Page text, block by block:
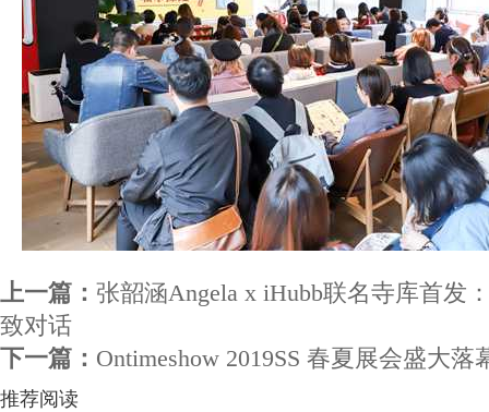
上一篇： 张韶涵Angela x iHubb联名寺库首发
致对话
下一篇： Ontimeshow 2019SS 春夏展会盛大落
推荐阅读